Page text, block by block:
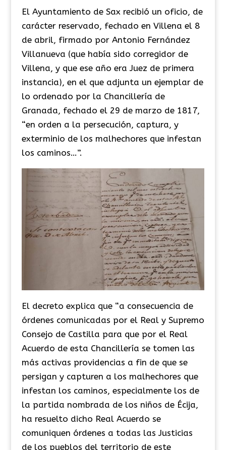
El Ayuntamiento de Sax recibió un oficio, de
carácter reservado, fechado en Villena el 8
de abril, firmado por Antonio Fernández
Villanueva (que había sido corregidor de
Villena, y que ese año era Juez de primera
instancia), en el que adjunta un ejemplar de
lo ordenado por la Chancillería de
Granada, fechado el 29 de marzo de 1817,
“en orden a la persecución, captura, y
exterminio de los malhechores que infestan
los caminos…”.
El decreto explica que “a consecuencia de
órdenes comunicadas por el Real y Supremo
Consejo de Castilla para que por el Real
Acuerdo de esta Chancillería se tomen las
más activas providencias a fin de que se
persigan y capturen a los malhechores que
infestan los caminos, especialmente los de
la partida nombrada de los niños de Écija,
ha resuelto dicho Real Acuerdo se
comuniquen órdenes a todas las Justicias
de los pueblos del territorio de este